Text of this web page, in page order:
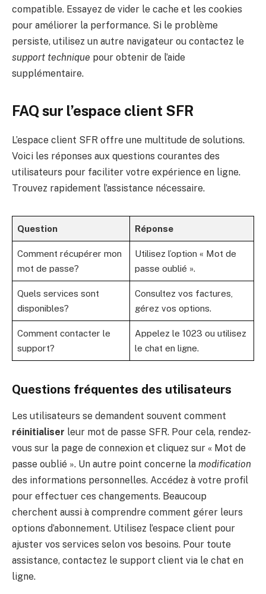
compatible. Essayez de vider le cache et les cookies
pour améliorer la performance. Si le problème
persiste, utilisez un autre navigateur ou contactez le
support technique pour obtenir de l’aide
supplémentaire.
FAQ sur l’espace client SFR
L’espace client SFR offre une multitude de solutions.
Voici les réponses aux questions courantes des
utilisateurs pour faciliter votre expérience en ligne.
Trouvez rapidement l’assistance nécessaire.
Question Réponse
Comment récupérer mon
mot de passe?
Utilisez l’option « Mot de
passe oublié ».
Quels services sont
disponibles?
Consultez vos factures,
gérez vos options.
Comment contacter le
support?
Appelez le 1023 ou utilisez
le chat en ligne.
Questions fréquentes des utilisateurs
Les utilisateurs se demandent souvent comment
réinitialiser leur mot de passe SFR. Pour cela, rendez-
vous sur la page de connexion et cliquez sur « Mot de
passe oublié ». Un autre point concerne la modification
des informations personnelles. Accédez à votre profil
pour effectuer ces changements. Beaucoup
cherchent aussi à comprendre comment gérer leurs
options d’abonnement. Utilisez l’espace client pour
ajuster vos services selon vos besoins. Pour toute
assistance, contactez le support client via le chat en
ligne.